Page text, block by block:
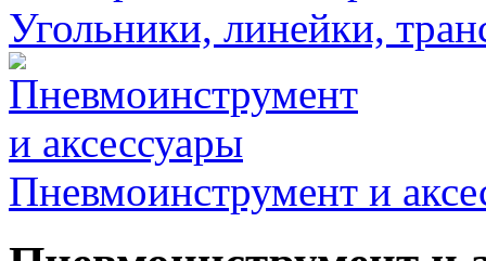
Угольники, линейки,
Пневмоинструмент и